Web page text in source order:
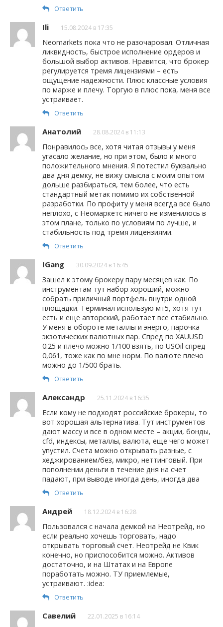
Ответить
Ili 15.08.2024 в 17:35
Neomarkets пока что не разочаровал. Отличная
ликвидность, быстрое исполнение ордеров и
большой выбор активов. Нравится, что брокер
регулируется тремя лицензиями – есть
ощущение надежности. Плюс классные условия
по марже и плечу. Торгую в плюс пока, меня все
устраивает.
Ответить
Анатолий 28.08.2024 в 11:13
Понравилось все, хотя читая отзывы у меня
угасало желание, но при этом, было и много
положительного мнения. Я потестил буквально
два дня демку, не вижу смысла с моим опытом
дольше разбираться, тем более, что есть
стандартный метак помимо их собственной
разработки. По профиту у меня всегда все было
неплохо, с Неомаркетс ничего не изменилось в
этом плане, только по условиям по лучше, и
стабильность под тремя лицензиями.
Ответить
IGang 30.09.2024 в 16:45
Зашел к этому брокеру пару месяцев как. По
инструментам тут набор хороший, можно
собрать приличный портфель внутри одной
площадки. Терминал использую мт5, хотя тут
есть и еще авторский, работает все стабильно.
У меня в обороте металлы и энерго, парочка
экзотических валютных пар. Спред по XAUUSD
0.25 и плечо можно 1/100 взять, по USOil спред
0,061, тоже как по мне норм. По валюте плечо
можно до 1/500 брать.
Ответить
Александр 25.11.2024 в 16:35
Если кому не подходят российские брокеры, то
вот хорошая альтернатива. Тут инструментов
дают массу и все в одном месте – акции, бонды,
cfd, индексы, металлы, валюта, еще чего может
упустил. Счета можно открывать разные, с
хеджированием/без, микро, неттинговый. При
пополнении деньги в течение дня на счет
падают, при выводе иногда день, иногда два
Ответить
Андрей 18.12.2024 в 16:28
Пользовался с начала демкой на Неотрейд, но
если реально хочешь торговать, надо
открывать торговый счет. Неотрейд не Квик
конечно, но приспособится можно. Активов
достаточно, и на Штатах и на Европе
поработать можно. ТУ приемлемые,
устраивают. :idea:
Ответить
Савелий 22.01.2025 в 16:14